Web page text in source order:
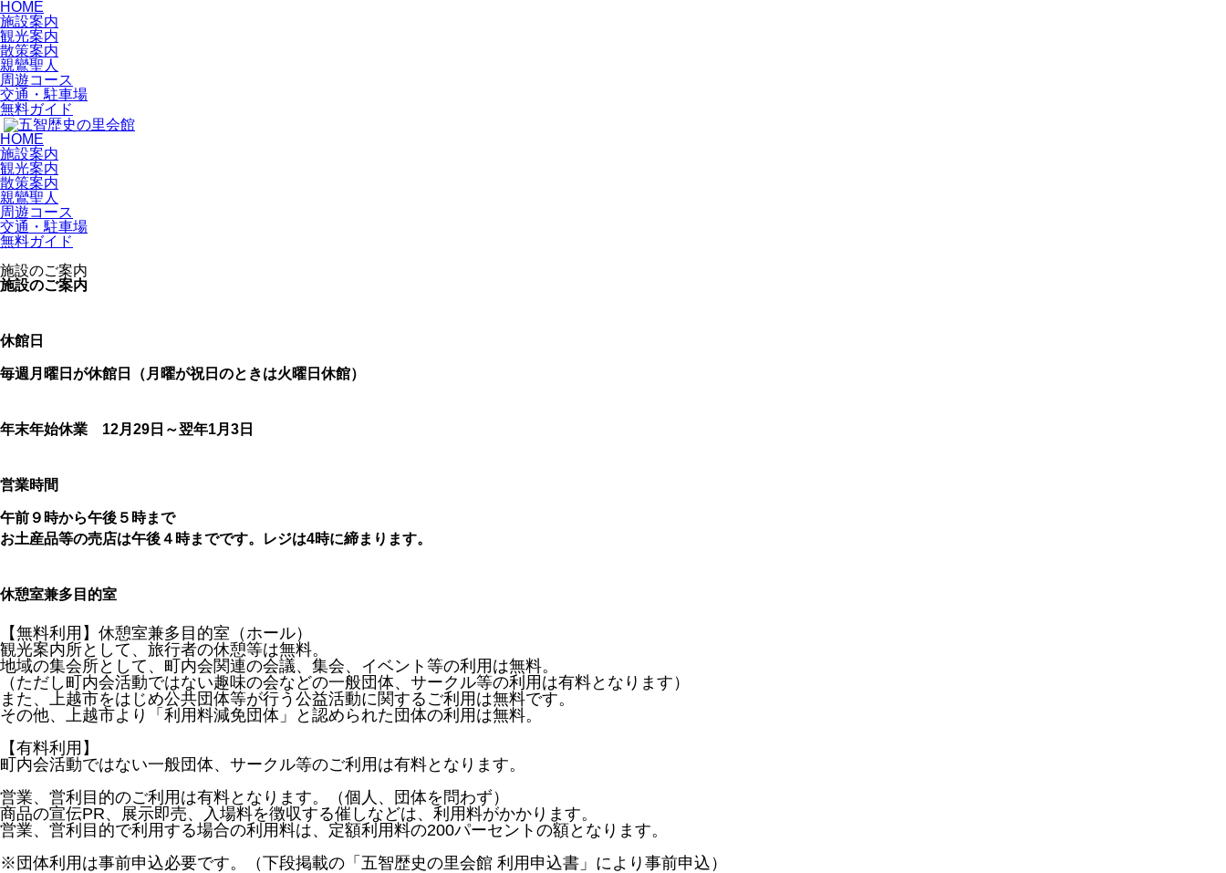
HOME
施設案内
観光案内
散策案内
親鸞聖人
周遊コース
交通・駐車場
無料ガイド
HOME
施設案内
観光案内
散策案内
親鸞聖人
周遊コース
交通・駐車場
無料ガイド
施設のご案内
施設のご案内
休館日
毎週月曜日が休館日（月曜が祝日のときは火曜日休館）
年末年始休業 12月29日～翌年1月3日
営業時間
午前９時から午後５時まで
お土産品等の売店は午後４時までです。レジは4時に締まります。
休憩室兼多目的室
【無料利用】休憩室兼多目的室（ホール）
観光案内所として、旅行者の休憩等は無料。
地域の集会所として、町内会関連の会議、集会、イベント等の利用は無料。
（ただし町内会活動ではない趣味の会などの一般団体、サークル等の利用は有料となります）
また、上越市をはじめ公共団体等が行う公益活動に関するご利用は無料です。
その他、上越市より「利用料減免団体」と認められた団体の利用は無料。
【有料利用】
町内会活動ではない一般団体、サークル等のご利用は有料となります。
営業、営利目的のご利用は有料となります。（個人、団体を問わず）
商品の宣伝PR、展示即売、入場料を徴収する催しなどは、利用料がかかります。
営業、営利目的で利用する場合の利用料は、定額利用料の200パーセントの額となります。
※団体利用は事前申込必要です。（下段掲載の「五智歴史の里会館 利用申込書」により事前申込）